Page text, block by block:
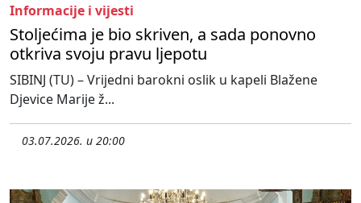
Informacije i vijesti
Stoljećima je bio skriven, a sada ponovno
otkriva svoju pravu ljepotu
SIBINJ (TU) – Vrijedni barokni oslik u kapeli Blažene
Djevice Marije ž...
03.07.2026. u 20:00